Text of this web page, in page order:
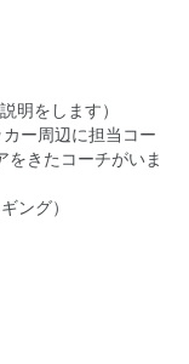
明をします）
ー周辺に担当コー
をきたコーチがいま
ング）